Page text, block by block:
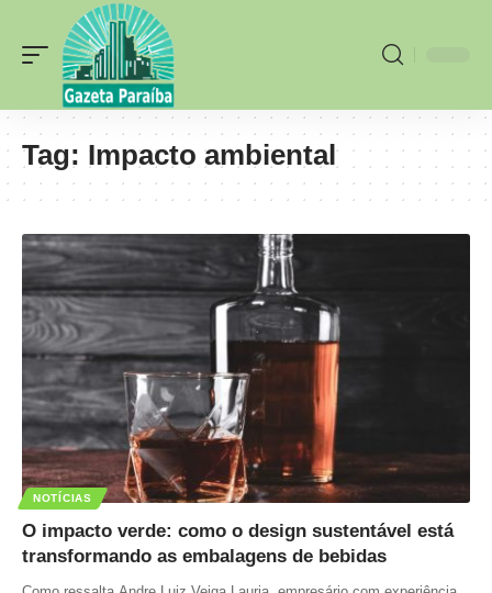
Tag: Impacto ambiental
NOTÍCIAS
O impacto verde: como o design sustentável está
transformando as embalagens de bebidas